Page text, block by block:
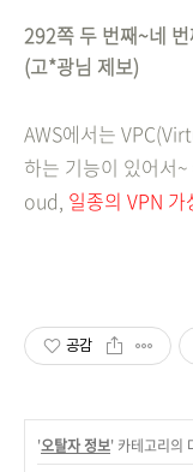
292쪽 두 번째~네
(고*광님 제보)
AWS에서는
하는 기능이 있어서
oud, 일종의 VPN 가
공감
'오탈자 정보' 카테고리의